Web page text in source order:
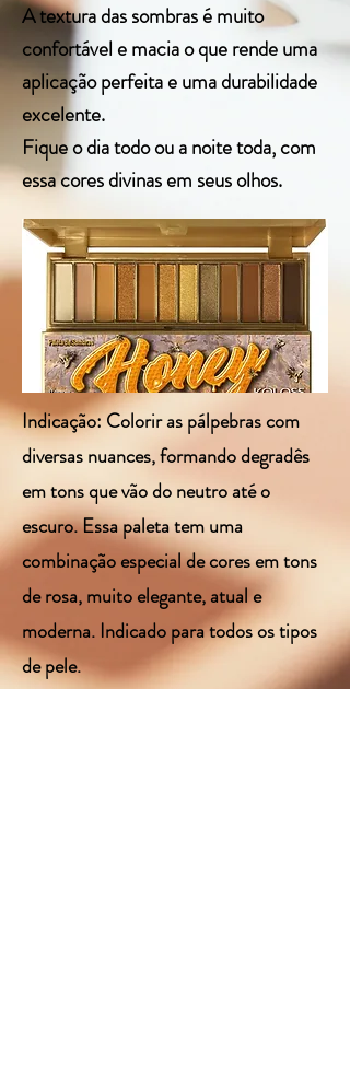
A textura das sombras é muito
confortável e macia o que rende uma
aplicação perfeita e uma durabilidade
excelente.
Fique o dia todo ou a noite toda, com
essa cores divinas em seus olhos.
Indicação: Colorir as pálpebras com
diversas nuances, formando degradês
em tons que vão do neutro até o
escuro. Essa paleta tem uma
combinação especial de cores em tons
de rosa, muito elegante, atual e
moderna. Indicado para todos os tipos
de pele.